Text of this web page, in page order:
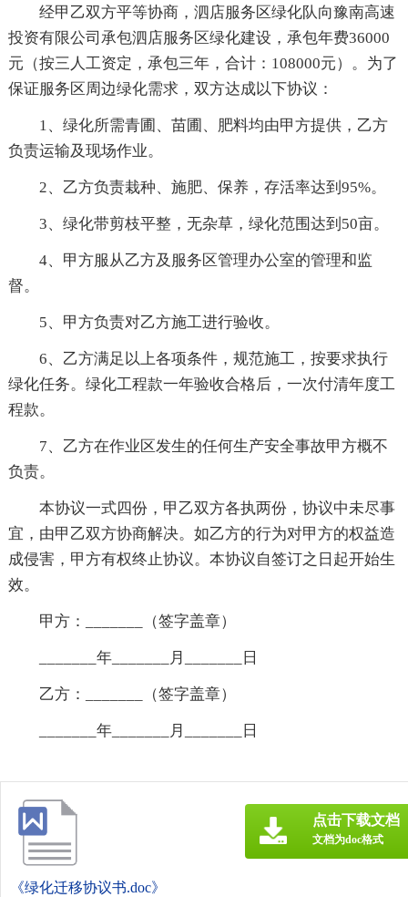
经甲乙双方平等协商，泗店服务区绿化队向豫南高速
投资有限公司承包泗店服务区绿化建设，承包年费36000
元（按三人工资定，承包三年，合计：108000元）。为了
保证服务区周边绿化需求，双方达成以下协议：
1、绿化所需青圃、苗圃、肥料均由甲方提供，乙方
负责运输及现场作业。
2、乙方负责栽种、施肥、保养，存活率达到95%。
3、绿化带剪枝平整，无杂草，绿化范围达到50亩。
4、甲方服从乙方及服务区管理办公室的管理和监
督。
5、甲方负责对乙方施工进行验收。
6、乙方满足以上各项条件，规范施工，按要求执行
绿化任务。绿化工程款一年验收合格后，一次付清年度工
程款。
7、乙方在作业区发生的任何生产安全事故甲方概不
负责。
本协议一式四份，甲乙双方各执两份，协议中未尽事
宜，由甲乙双方协商解决。如乙方的行为对甲方的权益造
成侵害，甲方有权终止协议。本协议自签订之日起开始生
效。
甲方：_______（签字盖章）
_______年_______月_______日
乙方：_______（签字盖章）
_______年_______月_______日
《绿化迁移协议书.doc》
点击下载文档
文档为doc格式